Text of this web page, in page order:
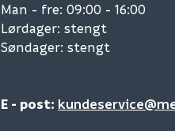
Man - fre: 09:00 - 16:00
Lørdager: stengt
Søndager: stengt
E - post: